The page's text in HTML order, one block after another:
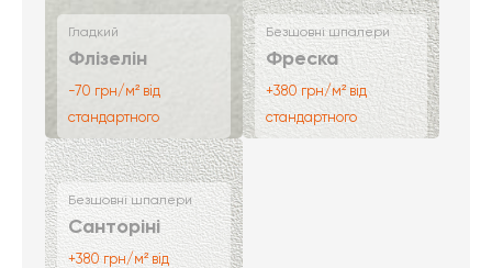
Гладкий
Флізелін
-70 грн/м² від
стандартного
Безшовні шпалери
Фреска
+380 грн/м² від
стандартного
Безшовні шпалери
Санторіні
+380 грн/м² від